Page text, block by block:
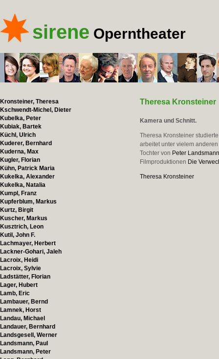
sirene Operntheater
Kronsteiner, Theresa
Kschwendt-Michel, Dieter
Kubelka, Peter
Kubiak, Bartek
Küchl, Ulrich
Kuderer, Bernhard
Kuderna, Max
Kugler, Florian
Kühn, Patrick Maria
Kukelka, Alexander
Kukelka, Natalia
Kumpl, Franz
Kupferblum, Markus
Kurtz, Birgit
Kuscher, Markus
Kusztrich, Leon
Kutil, John F.
Lachmayer, Herbert
Lackner-Gohari, Jaleh
Lacroix, Heidi
Lacroix, Sylvie
Ladstätter, Florian
Lager, Hubert
Lamb, Eric
Lambauer, Bernd
Lamnek, Horst
Landau, Michael
Landauer, Bernhard
Landsgesell, Werner
Landsmann, Paul
Landsmann, Peter
Theresa Kronsteiner
Kamera und Schnitt.
Theresa Kronsteiner
arbeitet unter vielem
Tochter von Peter
Filmproduktionen Die
Theresa Kronsteiner